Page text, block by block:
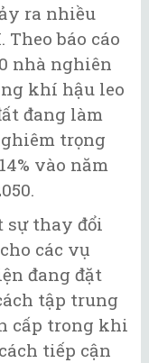
ra nhiều
Theo báo cáo
nhà nghiên
khí hậu leo
đang làm
trọng
vào năm
sự thay đổi
các vụ
đang đặt
tập trung
cấp trong khi
tiếp cận